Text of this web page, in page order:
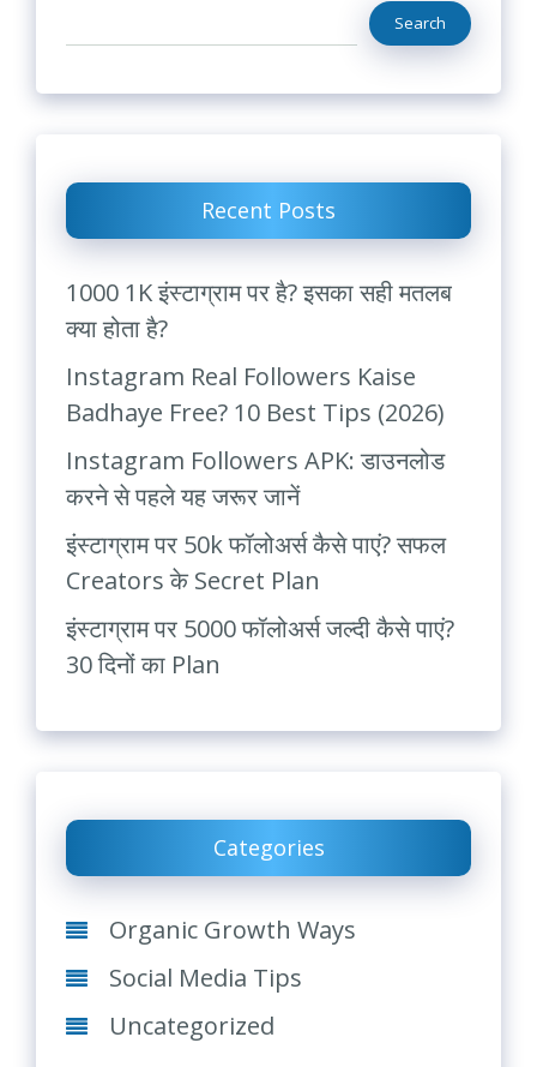
Search
Recent Posts
1000 1K इंस्टाग्राम पर है? इसका सही मतलब
क्या होता है?
Instagram Real Followers Kaise
Badhaye Free? 10 Best Tips (2026)
Instagram Followers APK: डाउनलोड
करने से पहले यह जरूर जानें
इंस्टाग्राम पर 50k फॉलोअर्स कैसे पाएं? सफल
Creators के Secret Plan
इंस्टाग्राम पर 5000 फॉलोअर्स जल्दी कैसे पाएं?
30 दिनों का Plan
Categories
Organic Growth Ways
Social Media Tips
Uncategorized